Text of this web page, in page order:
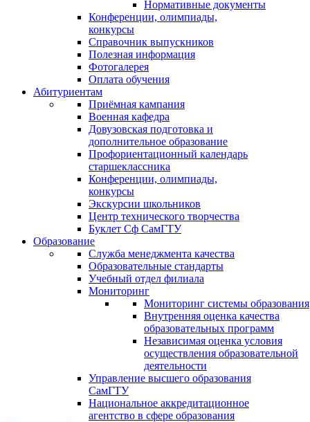
Нормативные документы
Конференции, олимпиады,
конкурсы
Справочник выпускников
Полезная информация
Фотогалерея
Оплата обучения
Абитуриентам
Приёмная кампания
Военная кафедра
Довузовская подготовка и
дополнительное образование
Профориентационный календарь
старшеклассника
Конференции, олимпиады,
конкурсы
Экскурсии школьников
Центр технического творчества
Буклет Сф СамГТУ
Образование
Служба менеджмента качества
Образовательные стандарты
Учебный отдел филиала
Мониторинг
Мониторинг системы образования
Внутренняя оценка качества
образовательных программ
Независимая оценка условия
осуществления образовательной
деятельности
Управление высшего образования
СамГТУ
Национальное аккредитационное
агентство в сфере образования